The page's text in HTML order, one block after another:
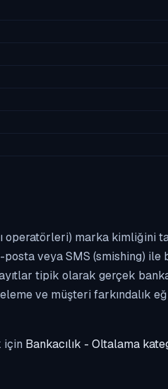
operatörleri) marka kimliğini
posta veya SMS (smishing)
tipik olarak gerçek
ve müşteri farkındalık
için Bankacılık - Oltalama